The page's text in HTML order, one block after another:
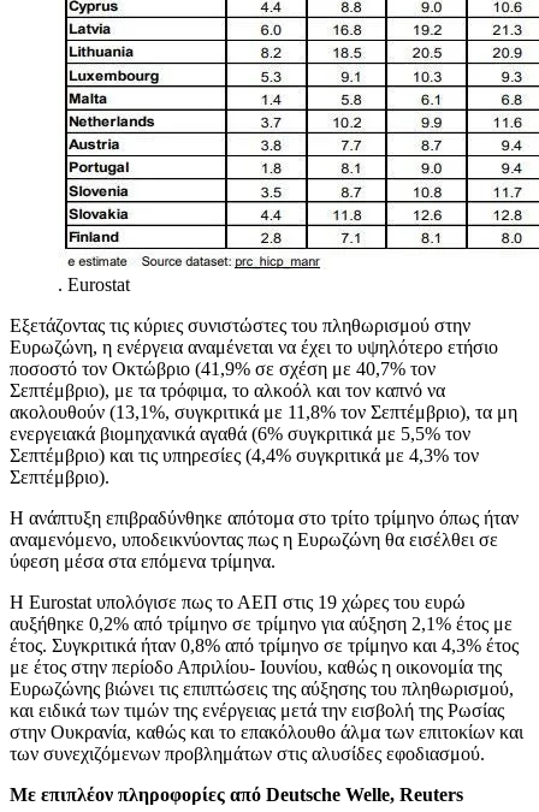
. Eurostat
Εξετάζοντας τις κύριες συνιστώστες του πληθωρισμού στην
Ευρωζώνη, η ενέργεια αναμένεται να έχει το υψηλότερο ετήσιο
ποσοστό τον Οκτώβριο (41,9% σε σχέση με 40,7% τον
Σεπτέμβριο), με τα τρόφιμα, το αλκοόλ και τον καπνό να
ακολουθούν (13,1%, συγκριτικά με 11,8% τον Σεπτέμβριο), τα μη
ενεργειακά βιομηχανικά αγαθά (6% συγκριτικά με 5,5% τον
Σεπτέμβριο) και τις υπηρεσίες (4,4% συγκριτικά με 4,3% τον
Σεπτέμβριο).
Η ανάπτυξη επιβραδύνθηκε απότομα στο τρίτο τρίμηνο όπως ήταν
αναμενόμενο, υποδεικνύοντας πως η Ευρωζώνη θα εισέλθει σε
ύφεση μέσα στα επόμενα τρίμηνα.
Η Eurostat υπολόγισε πως το ΑΕΠ στις 19 χώρες του ευρώ
αυξήθηκε 0,2% από τρίμηνο σε τρίμηνο για αύξηση 2,1% έτος με
έτος. Συγκριτικά ήταν 0,8% από τρίμηνο σε τρίμηνο και 4,3% έτος
με έτος στην περίοδο Απριλίου- Ιουνίου, καθώς η οικονομία της
Ευρωζώνης βιώνει τις επιπτώσεις της αύξησης του πληθωρισμού,
και ειδικά των τιμών της ενέργειας μετά την εισβολή της Ρωσίας
στην Ουκρανία, καθώς και το επακόλουθο άλμα των επιτοκίων και
των συνεχιζόμενων προβλημάτων στις αλυσίδες εφοδιασμού.
Με επιπλέον πληροφορίες από Deutsche Welle, Reuters